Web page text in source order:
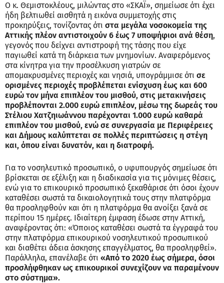
Ο κ. Θεμιστοκλέους, μιλώντας στο «ΣΚΑΪ», σημείωσε ότι έχει
ήδη βελτιωθεί αισθητά η εικόνα συμμετοχής στις
προκηρύξεις, τονίζοντας ότι στα μεγάλα νοσοκομεία της
Αττικής πλέον αντιστοιχούν 6 έως 7 υποψήφιοι ανά θέση,
γεγονός που δείχνει αντιστροφή της τάσης που είχε
παγιωθεί κατά τη διάρκεια των μνημονίων. Αναφερόμενος
στα κίνητρα για την προσέλκυση γιατρών σε
απομακρυσμένες περιοχές και νησιά, υπογράμμισε ότι σε
ορισμένες περιοχές προβλέπεται ενίσχυση έως και 600
ευρώ τον μήνα επιπλέον του μισθού, στις μετακινήσεις
προβλέπονται 2.000 ευρώ επιπλέον, μέσω της δωρεάς του
Στέλιου Χατζηιωάννου παρέχονται 1.000 ευρώ καθαρά
επιπλέον του μισθού, ενώ σε συνεργασία με Περιφέρειες
και Δήμους καλύπτεται σε πολλές περιπτώσεις η στέγη
και, όπου είναι δυνατόν, και η διατροφή.
Για το νοσηλευτικό προσωπικό, ο υφυπουργός σημείωσε ότι
βρίσκεται σε εξέλιξη και η διαδικασία για τις μόνιμες θέσεις,
ενώ για το επικουρικό προσωπικό ξεκαθάρισε ότι όσοι έχουν
καταθέσει σωστά τα δικαιολογητικά τους στην πλατφόρμα
θα προσληφθούν και ότι η πλατφόρμα θα ανοίξει ξανά σε
περίπου 15 ημέρες. Ιδιαίτερη έμφαση έδωσε στην Αττική,
αναφέροντας ότι: «Όποιος καταθέσει σωστά τα έγγραφά του
στην πλατφόρμα επικουρικού νοσηλευτικού προσωπικού
και διαθέτει άδεια άσκησης επαγγέλματος, θα προσληφθεί».
Παράλληλα, επανέλαβε ότι «Από το 2020 έως σήμερα, όσοι
προσλήφθηκαν ως επικουρικοί συνεχίζουν να παραμένουν
στο σύστημα».